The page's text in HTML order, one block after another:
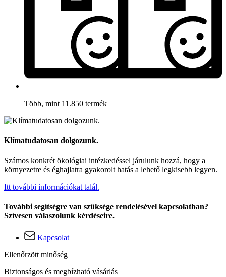
Több, mint 11.850 termék
Klímatudatosan dolgozunk.
Számos konkrét ökológiai intézkedéssel járulunk hozzá, hogy a
környezetre és éghajlatra gyakorolt hatás a lehető legkisebb legyen.
Itt további információkat talál.
További segítségre van szüksége rendelésével kapcsolatban?
Szívesen válaszolunk kérdéseire.
Kapcsolat
Ellenőrzött minőség
Biztonságos és megbízható vásárlás